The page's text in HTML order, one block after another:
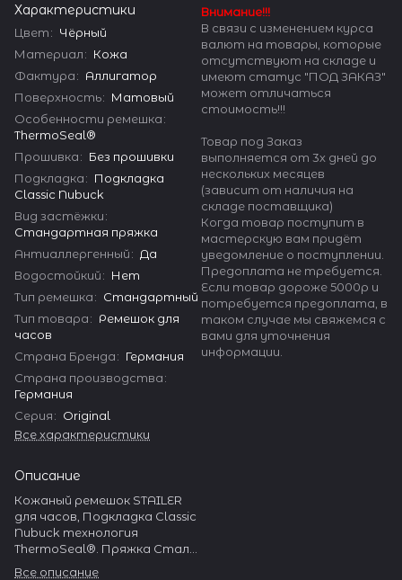
Характеристики
Цвет: Чёрный
Материал: Кожа
Фактура: Аллигатор
Поверхность: Матовый
Особенности ремешка:
ThermoSeal®
Прошивка: Без прошивки
Подкладка: Подкладка
Classic Nubuck
Вид застёжки:
Стандартная пряжка
Антиаллергенный: Да
Водостойкий: Нет
Тип ремешка: Стандартный
Тип товара: Ремешок для
часов
Страна Бренда: Германия
Страна производства:
Германия
Серия: Original
Все характеристики
Описание
Кожаный ремешок STAILER
для часов, Подкладка Classic
Nubuck технология
ThermoSeal®. Пряжка Сталь
Все описание
Внимание!!!
В связи с изменением курса
валют на товары, которые
отсутствуют на складе и
имеют статус "ПОД ЗАКАЗ"
может отличаться
стоимость!!!
Товар под Заказ
выполняется от 3х дней до
нескольких месяцев
(зависит от наличия на
складе поставщика)
Когда товар поступит в
мастерскую вам придёт
уведомление о поступлении.
Предоплата не требуется.
Если товар дороже 5000р и
потребуется предоплата, в
таком случае мы свяжемся с
вами для уточнения
информации.